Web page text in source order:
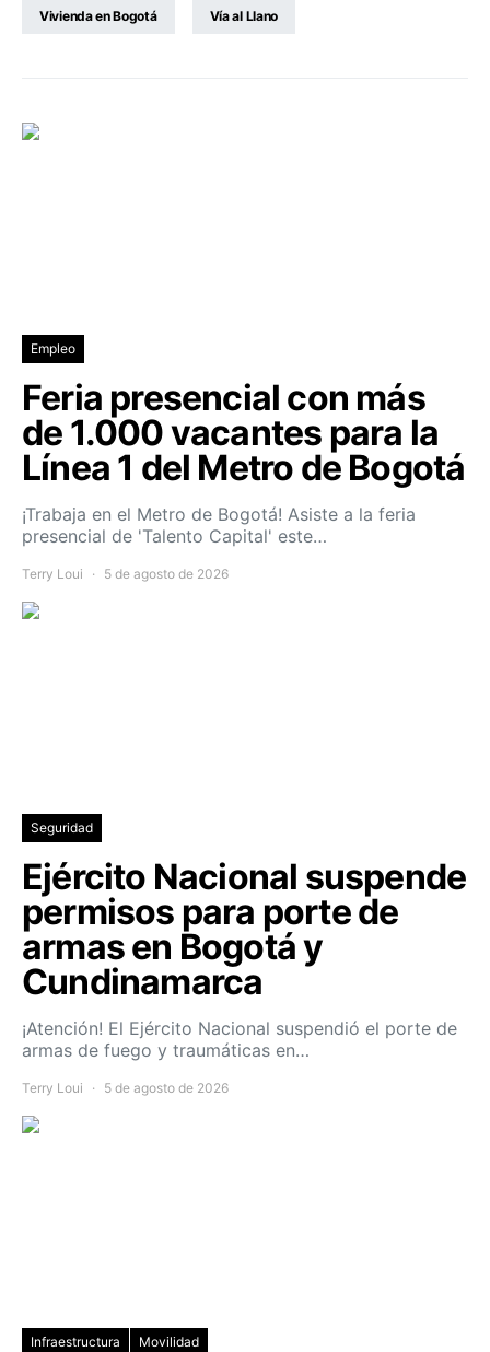
Vivienda en Bogotá Vía al Llano
Empleo
Feria presencial con más
de 1.000 vacantes para la
Línea 1 del Metro de Bogotá
¡Trabaja en el Metro de Bogotá! Asiste a la feria
presencial de 'Talento Capital' este…
Terry Loui 5 de agosto de 2026
Seguridad
Ejército Nacional suspende
permisos para porte de
armas en Bogotá y
Cundinamarca
¡Atención! El Ejército Nacional suspendió el porte de
armas de fuego y traumáticas en…
Terry Loui 5 de agosto de 2026
Infraestructura Movilidad